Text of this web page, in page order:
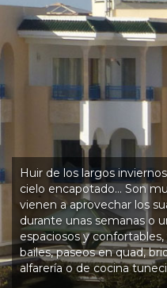
Huir de los largos
cielo encapotado… Son
vienen a aprovechar los
durante unas semanas o
espaciosos y
bailes, paseos en quad,
alfarería o de cocina